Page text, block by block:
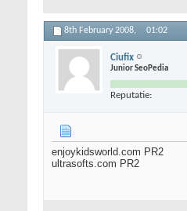
8th February 2008, 01:02
Ciufix
Junior SeoPedia
Reputatie:
enjoykidsworld.com PR2
ultrasofts.com PR2